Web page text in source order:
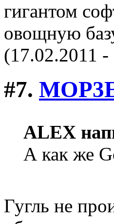
гигантом
овощную
(17.02.2011
#7.
ALEX
А как же
Гугль не